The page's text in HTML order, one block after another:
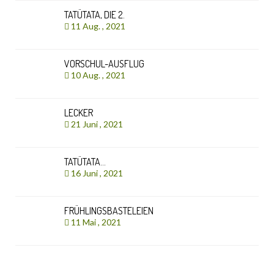
TATÜTATA, DIE 2.
11 Aug. , 2021
VORSCHUL-AUSFLUG
10 Aug. , 2021
LECKER
21 Juni , 2021
TATÜTATA…
16 Juni , 2021
FRÜHLINGSBASTELEIEN
11 Mai , 2021